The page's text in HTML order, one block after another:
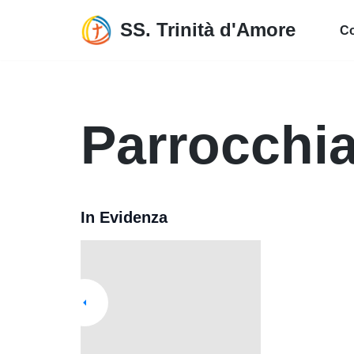
SS. Trinità d'Amore
In Evidenza